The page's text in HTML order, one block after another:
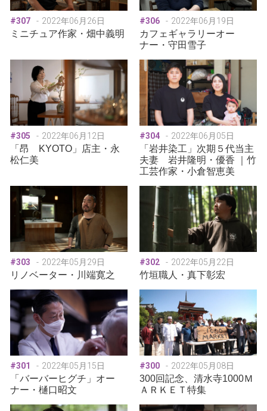
#307 2022年06月26日
ミニチュア作家・畑中義明
#306 2022年06月19日
カフェギャラリーオー
ナー・守田雪子
#305 2022年06月12日
「昂 KYOTO」店主・永
松仁美
#304 2022年06月05日
「岩井染工」次期５代当主
夫妻 岩井隆明・優香 ｜竹
工芸作家・小倉智恵美
#303 2022年05月29日
リノベーター・川端寛之
#302 2022年05月22日
竹垣職人・真下彰宏
#301 2022年05月15日
「バーバーヒグチ」オー
ナー・樋口昭文
#300 2022年05月08日
300回記念、清水寺1000Ｍ
ＡＲＫＥＴ特集